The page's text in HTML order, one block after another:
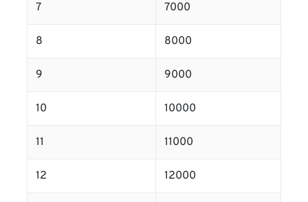
7 7000
8 8000
9 9000
10 10000
11 11000
12 12000